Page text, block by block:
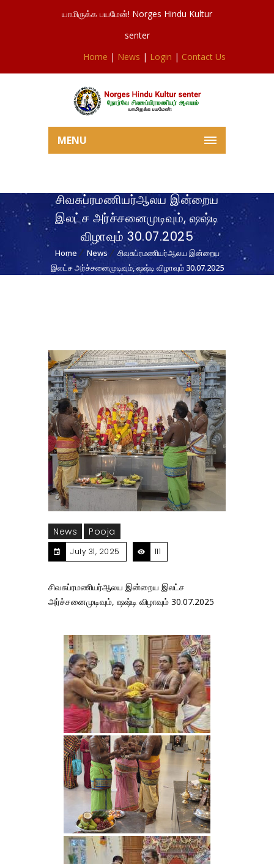
யாமிருக்க பயமேன்! Norges Hindu Kultur
senter
Home | News | Login | Contact Us
MENU
சிவசுப்ரமணியர்ஆலய இன்றைய
இலட்ச அர்ச்சனைமுடிவும், ஷஷ்டி
விழாவும் 30.07.2025
Home News
சிவசுப்ரமணியர்ஆலய இன்றைய
இலட்ச அர்ச்சனைமுடிவும், ஷஷ்டி விழாவும் 30.07.2025
News Pooja
July 31, 2025 111
சிவசுப்ரமணியர்ஆலய இன்றைய இலட்ச
அர்ச்சனைமுடிவும், ஷஷ்டி விழாவும் 30.07.2025